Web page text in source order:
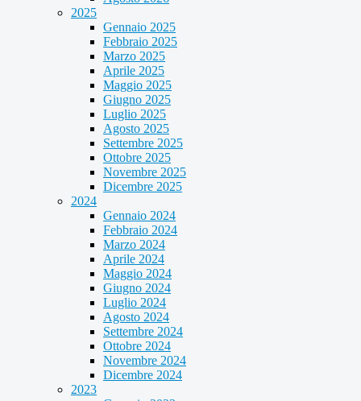
2025
Gennaio 2025
Febbraio 2025
Marzo 2025
Aprile 2025
Maggio 2025
Giugno 2025
Luglio 2025
Agosto 2025
Settembre 2025
Ottobre 2025
Novembre 2025
Dicembre 2025
2024
Gennaio 2024
Febbraio 2024
Marzo 2024
Aprile 2024
Maggio 2024
Giugno 2024
Luglio 2024
Agosto 2024
Settembre 2024
Ottobre 2024
Novembre 2024
Dicembre 2024
2023